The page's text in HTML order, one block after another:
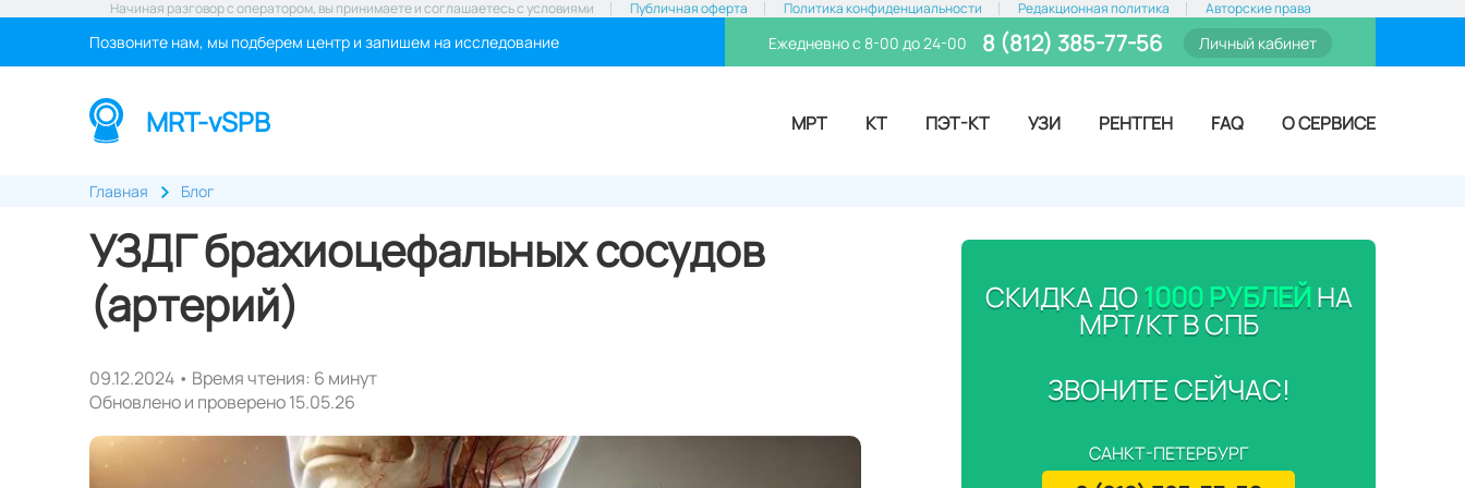
Начиная разговор с оператором, вы принимаете и соглашаетесь с условиями Публичная оферта Политика конфиденциальности Редакционная политика Авторские права
Позвоните нам, мы подберем центр и запишем на исследование Ежедневно с 8-00 до 24-00 8 (812) 385-77-56 Личный кабинет
MRT-vSPB МРТ КТ ПЭТ-КТ УЗИ РЕНТГЕН FAQ О СЕРВИСЕ
Главная Блог
УЗДГ брахиоцефальных сосудов
(артерий)
09.12.2024 • Время чтения: 6 минут
Обновлено и проверено 15.05.26
СКИДКА ДО1000 РУБЛЕЙНА
МРТ/КТ В СПБ
ЗВОНИТЕ СЕЙЧАС!
САНКТ-ПЕТЕРБУРГ